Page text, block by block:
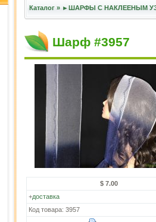
Каталог » ►ШАРФЫ С НАКЛЕЕНЫМ
Шарф #3957
$ 7.00
+доставка
Код товара: 3957